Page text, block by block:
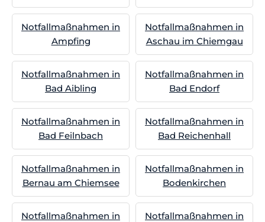
Notfallmaßnahmen in
Ampfing
Notfallmaßnahmen in
Aschau im Chiemgau
Notfallmaßnahmen in
Bad Aibling
Notfallmaßnahmen in
Bad Endorf
Notfallmaßnahmen in
Bad Feilnbach
Notfallmaßnahmen in
Bad Reichenhall
Notfallmaßnahmen in
Bernau am Chiemsee
Notfallmaßnahmen in
Bodenkirchen
Notfallmaßnahmen in
Notfallmaßnahmen in